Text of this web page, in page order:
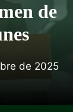
de
de 2025